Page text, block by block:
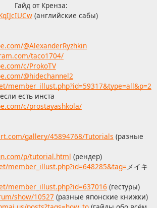
Гайд от Кренза:
(английские сабы)
@AlexanderRyzhkin
taco1704/
c/ProkoTV
@hidechannel2
member_illust.php?id=59317&type=all&p=2
есть инста
c/prostayashkola/
gallery/45894768/Tutorials (разные
p/tutorial.html (рендер)
member_illust.php?id=648285&tag=メイキ
member_illust.php?id=637016(гестуры)
show/10527(разные японские книжки)